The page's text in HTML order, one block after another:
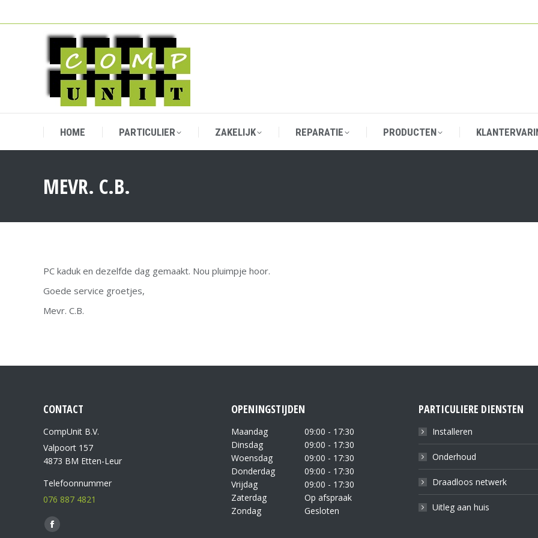
HOME PARTICULIER ZAKELIJK REPARATIE PRODUCTEN
MEVR. C.B.
PC kaduk en dezelfde dag gemaakt. Nou pluimpje hoor.
Goede service groetjes,
Mevr. C.B.
CONTACT
CompUnit B.V.
Valpoort 157
4873 BM Etten-Leur
Telefoonnummer
076 887 4821
Vind ons op:
OPENINGSTIJDEN
Maandag
09:00 - 17:30
Dinsdag
09:00 - 17:30
Woensdag
09:00 - 17:30
Donderdag
09:00 - 17:30
Vrijdag
09:00 - 17:30
Zaterdag
Op afspraak
Zondag
Gesloten
PARTICULIERE DIENSTEN
Installeren
Onderhoud
Draadloos netwerk
Uitleg aan huis
HOME PARTICULIER